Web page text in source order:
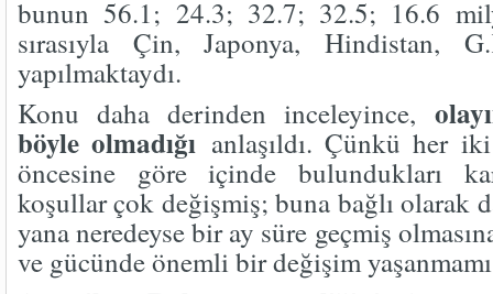
bunun 56.1; 24.3; 32.7; 32.5; 16.6
sırasıyla Çin, Japonya, Hindistan,
yapılmaktaydı.
Konu daha derinden inceleyince,
böyle olmadığı anlaşıldı. Çünkü her
öncesine göre içinde bulundukları
koşullar çok değişmiş; buna bağlı olarak
yana neredeyse bir ay süre geçmiş
ve gücünde önemli bir değişim